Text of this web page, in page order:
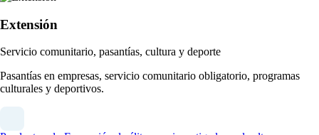
Extensión
Servicio comunitario, pasantías, cultura y deporte
Pasantías en empresas, servicio comunitario obligatorio, programas
culturales y deportivos.